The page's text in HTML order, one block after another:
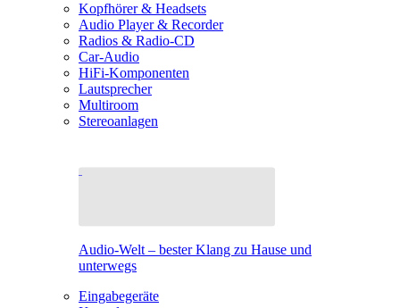
Kopfhörer & Headsets
Audio Player & Recorder
Radios & Radio-CD
Car-Audio
HiFi-Komponenten
Lautsprecher
Multiroom
Stereoanlagen
Audio-Welt – bester Klang zu Hause und
unterwegs
Eingabegeräte